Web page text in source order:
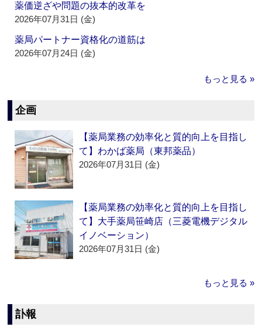
薬価逆ざや問題の抜本的改革を
2026年07月31日 (金)
薬局パートナー資格化の道筋は
2026年07月24日 (金)
もっと見る »
企画
【薬局業務の効率化と質的向上を目指し
て】わかば薬局（東邦薬品）
2026年07月31日 (金)
【薬局業務の効率化と質的向上を目指し
て】大手薬局笹崎店（三菱電機デジタル
イノベーション）
2026年07月31日 (金)
もっと見る »
訃報